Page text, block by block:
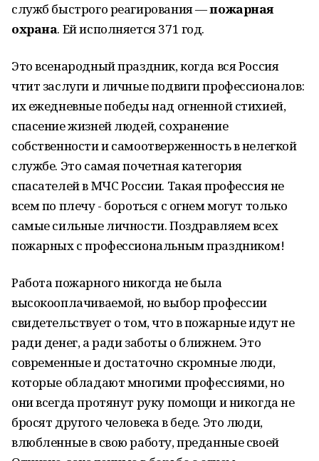
служб быстрого реагирования —пожарная
охрана. Ей исполняется 371 год.
Это всенародный праздник, когда вся Россия
чтит заслуги и личные подвиги профессионалов:
их ежедневные победы над огненной стихией,
спасение жизней людей, сохранение
собственности и самоотверженность в нелегкой
службе. Это самая почетная категория
спасателей в МЧС России. Такая профессия не
всем по плечу - бороться с огнем могут только
самые сильные личности. Поздравляем всех
пожарных с профессиональным праздником!
Работа пожарного никогда не была
высокооплачиваемой, но выбор профессии
свидетельствует о том, что в пожарные идут не
ради денег, а ради заботы о ближнем. Это
современные и достаточно скромные люди,
которые обладают многими профессиями, но
они всегда протянут руку помощи и никогда не
бросят другого человека в беде. Это люди,
влюбленные в свою работу, преданные своей